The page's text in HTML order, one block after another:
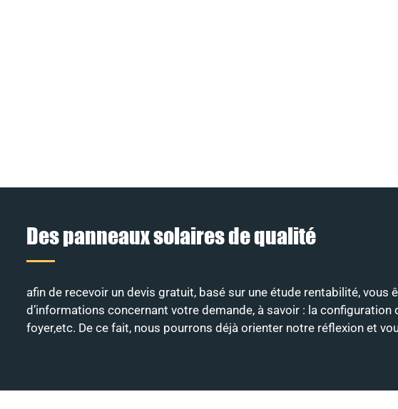
Des panneaux solaires de qualité
afin de recevoir un devis gratuit, basé sur une étude rentabilité,
d’informations concernant votre demande, à savoir : la
foyer,etc. De ce fait, nous pourrons déjà orienter notre réflexion et